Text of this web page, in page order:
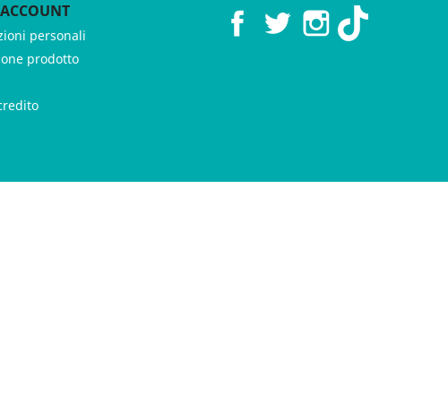
personali
prodotto
FacebookTwitter Instagram